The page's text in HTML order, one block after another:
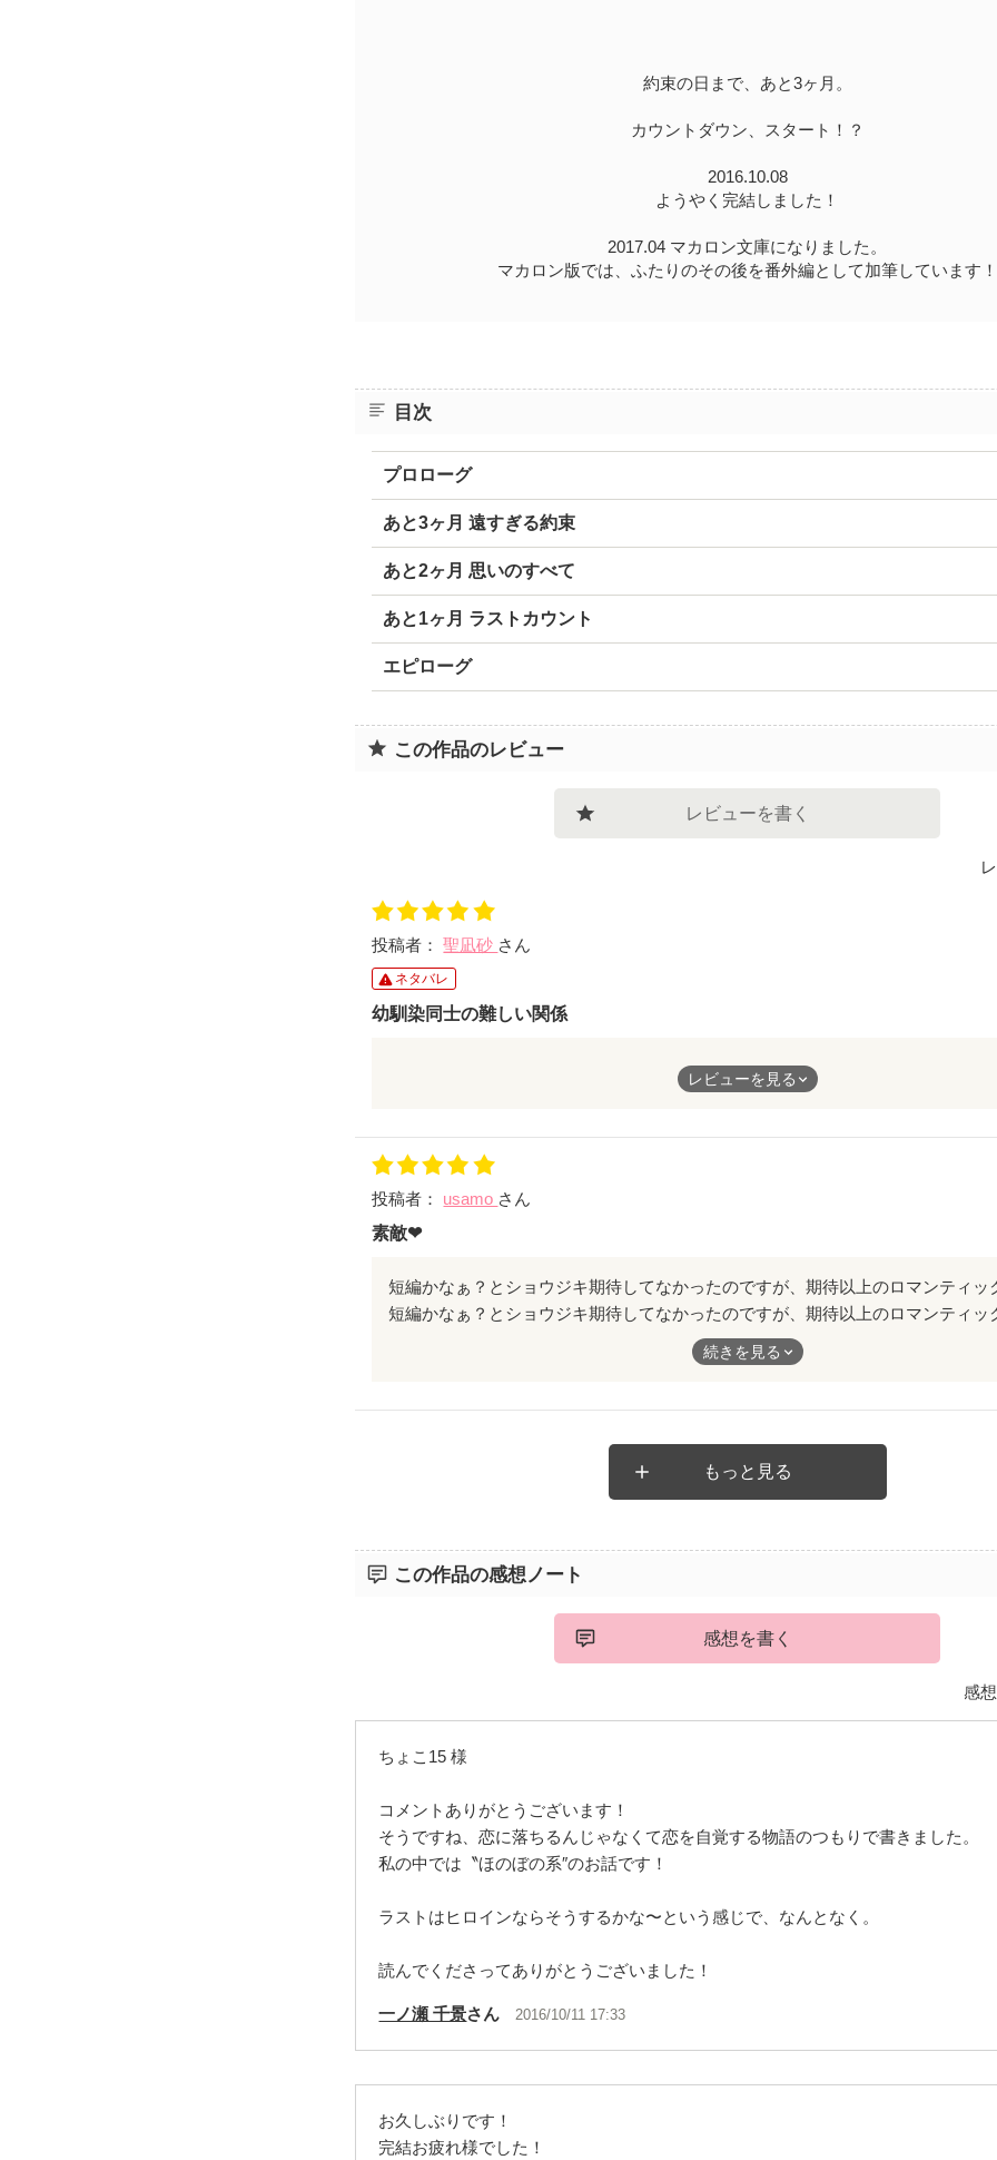
約束の日まで、あと3ヶ月。
カウントダウン、スタート！？
2016.10.08
ようやく完結しました！
2017.04 マカロン文庫になりました。
マカロン版では、ふたりのその後を番外編として加筆しています！
目次
プロローグ
あと3ヶ月 遠すぎる約束
あと2ヶ月 思いのすべて
あと1ヶ月 ラストカウント
エピローグ
この作品のレビュー
レビューを書く
投稿者：聖凪砂 さん
ネタバレ
幼馴染同士の難しい関係
恋愛感情皆無。だけど、お互いにとっては大切な人。
大切だけど身近にいすぎたせいで、その大切さがわからない。そんな幼馴染だか
る社長のある決意によって劇的に変わっていく。
恋愛感情を持っていないといいながらも、彼のことを一番よくわかっていて、彼
いる主人公。そんな彼女のことを大切にし続けている彼。
キハキして読んでいてすごく楽しかったです。
レビューを見る
投稿者： usamo さん
素敵❤
短編かなぁ？とショウジキ期待してなかったのですが、期待以上のロマンティッ
みならではのロングランな長ぁい降り積もった愛情がほんとに素敵でした！
続きを見る
もっと見る
この作品の感想ノート
感想を書く
感
ちょこ15 様
コメントありがとうございます！
そうですね、恋に落ちるんじゃなくて恋を自覚する物語のつもりで書きました。
私の中では〝ほのぼの系″のお話です！
ラストはヒロインならそうするかな〜という感じで、なんとなく。
読んでくださってありがとうございました！
一ノ瀬 千景さん 2016/10/11 17:33
お久しぶりです！
完結お疲れ様でした！